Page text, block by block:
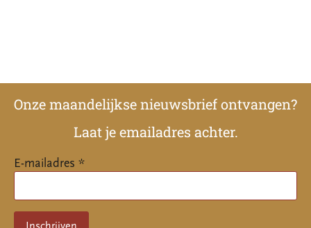
Onze maandelijkse nieuwsbrief ontvangen?
Laat je emailadres achter.
E-mailadres *